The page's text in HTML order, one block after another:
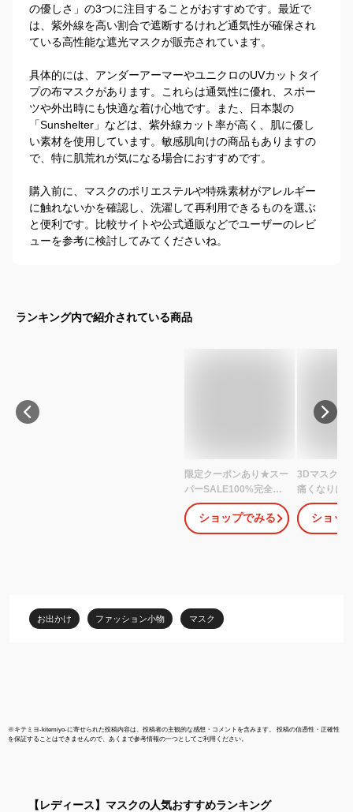
の優しさ」の3つに注目することがおすすめです。最近で
は、紫外線を高い割合で遮断するけれど通気性が確保され
ている高性能な遮光マスクが販売されています。
具体的には、アンダーアーマーやユニクロのUVカットタイ
プの布マスクがあります。これらは通気性に優れ、スポー
ツや外出時にも快適な着け心地です。また、日本製の
「Sunshelter」などは、紫外線カット率が高く、肌に優し
い素材を使用しています。敏感肌向けの商品もありますの
で、特に肌荒れが気になる場合におすすめです。
購入前に、マスクのポリエステルや特殊素材がアレルギー
に触れないかを確認し、洗濯して再利用できるものを選ぶ
と便利です。比較サイトや公式通販などでユーザーのレビ
ューを参考に検討してみてくださいね。
ランキング内で紹介されている商品
限定クーポンあり★スー
パーSALE100%完全遮
光 日本製 立体型 フェイ
スマスク 抗菌 防臭 吸汗
速乾 全3色 洗える UVマ
国産 ビシェリ bicherie
ブランド
ショップでみる
3Dマスク 完
痛くなりに
日焼け防止
繰り返し使
果 接触冷感
ショッ
お出かけ ファッション小物 マスク
※キテミヨ-kitemiyo-に寄せられた投稿内容は、投稿者の主観的な感想・コメントを含みます。 投稿の信憑性・正確性
を保証することはできませんので、あくまで参考情報の一つとしてご利用ください。
【レディース】 マスクの人気おすすめランキング